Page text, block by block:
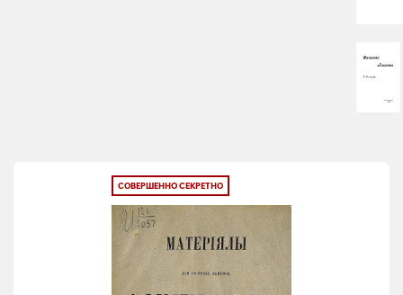
СОВЕРШЕННО СЕКРЕТНО